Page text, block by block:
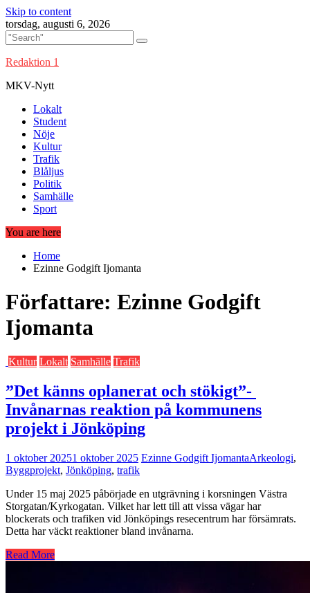
Skip to content
torsdag, augusti 6, 2026
Redaktion 1
MKV-Nytt
Lokalt
Student
Nöje
Kultur
Trafik
Blåljus
Politik
Samhälle
Sport
You are here
Home
Ezinne Godgift Ijomanta
Författare: Ezinne Godgift
Ijomanta
Kultur Lokalt Samhälle Trafik
”Det känns oplanerat och stökigt”-
Invånarnas reaktion på kommunens
projekt i Jönköping
1 oktober 20251 oktober 2025 Ezinne Godgift IjomantaArkeologi,
Byggprojekt, Jönköping, trafik
Under 15 maj 2025 påbörjade en utgrävning i korsningen Västra
Storgatan/Kyrkogatan. Vilket har lett till att vissa vägar har
blockerats och trafiken vid Jönköpings resecentrum har försämrats.
Detta har väckt reaktioner bland invånarna.
Read More